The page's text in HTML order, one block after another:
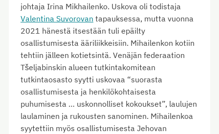
johtaja Irina Mikhailenko. Uskova oli todistaja
Valentina Suvorovan tapauksessa, mutta vuonna
2021 hänestä itsestään tuli epäilty
osallistumisesta ääriliikkeisiin. Mihailenkon kotiin
tehtiin jälleen kotietsintä. Venäjän federaation
Tšeljabinskin alueen tutkintakomitean
tutkintaosasto syytti uskovaa “suorasta
osallistumisesta ja henkilökohtaisesta
puhumisesta … uskonnolliset kokoukset”, laulujen
laulaminen ja rukousten sanominen. Mihailenkoa
syytettiin myös osallistumisesta Jehovan